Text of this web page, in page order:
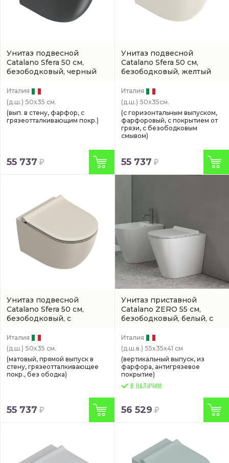
Унитаз подвесной
Catalano Sfera 50 см,
безободковый, черный
Италия
(д.ш.) 50x35 см.
(вып. в стену, фарфор, с
грязеотталкивающим покр.)
55 737
Унитаз подвесной
Catalano Sfera 50 см,
безободковый, желтый
0511500030)
Италия
(д.ш.) 50x35см.
(с горизонтальным выпуском,
фарфоровый, с покрытием от
грязи, с безободковым
смывом)
55 737
Унитаз подвесной
Catalano Sfera 50 см,
безободковый, с
(0511500029)
Италия
(д.ш.) 50x35 см.
(матовый, прямой выпуск в
стену, грязеотталкивающее
покр., без ободка)
55 737
Унитаз приставной
Catalano ZERO 55 см,
безободковый, белый, с
(01145500011VP55R00)
Италия
(д.ш.в.) 55x35x41 см
(вертикальный выпуск, из
фарфора, антигрязевое
покрытие)
В НАЛИЧИИ
56 529